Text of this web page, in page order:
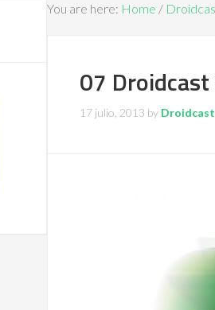
You are here: Home /
07
17 julio, 2013 by Droidcast